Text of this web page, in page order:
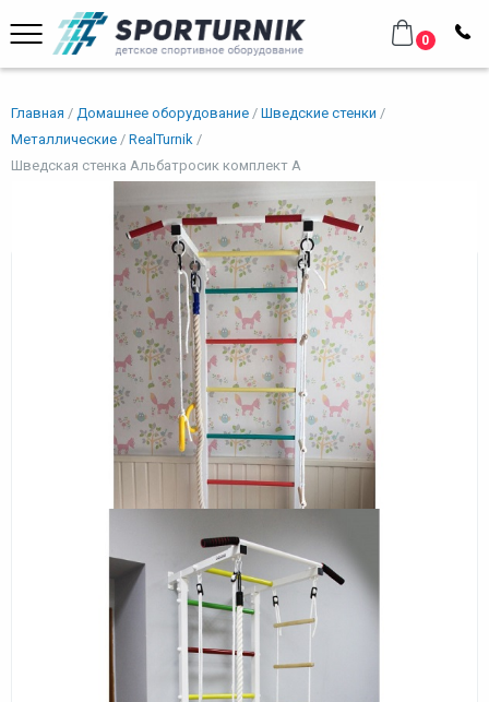
0
Главная Домашнее оборудование
Шведские стенки
Металлические
RealTurnik
Шведская стенка Альбатросик комплект А
Шведская стенка Альбатросик
комплект А